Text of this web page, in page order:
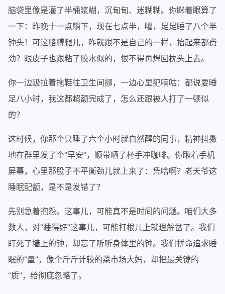
脑袋里像是灌了半桶浆糊，沉甸甸、迷糊糊。你眯着眼算了
一下：昨晚十一点躺下，现在七点半，嚯，足足睡了八个半
钟头！可这胳膊腿儿，咋就跟不是自己的一样，抬起来都费
劲？眼皮子也跟粘了胶水似的，恨不得再焊回枕头上去。
你一边趿拉着拖鞋往卫生间挪，一边心里犯嘀咕：都说要睡
足八小时，我这都超额完成了，怎么还跟被人打了一顿似
的？
这时候，你那个只睡了六个小时就自然醒的同事，精神抖擞
地在群里发了个“早安”，顺带晒了杯手冲咖啡。你瞅着手机
屏幕，心里那股子不平衡劲儿就上来了：凭啥啊？老天爷这
睡眠配额，是不是发错了？
先别急着抱怨。这事儿，可能真不是时间的问题。咱们大多
数人，对“睡得好”这事儿，可能打根儿上就理解岔了。我们
盯死了墙上的钟，却忘了听听身体里的钟。我们拼命追求睡
眠的“量”，像个斤斤计较的菜市场大妈，却把最关键的
“质”，给彻底忽略了。